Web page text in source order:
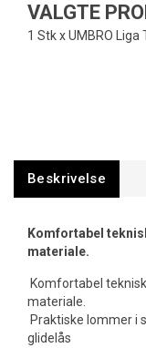
VALGTE
1 Stk x UMBRO Liga
Beskrivelse
Komfortabel
materiale.
Komfortabel
materiale.
Praktiske lommer i
glidelås